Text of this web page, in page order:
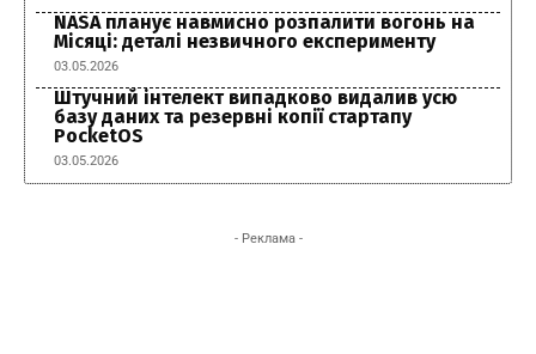
NASA планує навмисно розпалити вогонь на
Місяці: деталі незвичного експерименту
03.05.2026
Штучний інтелект випадково видалив усю
базу даних та резервні копії стартапу
PocketOS
03.05.2026
- Реклама -